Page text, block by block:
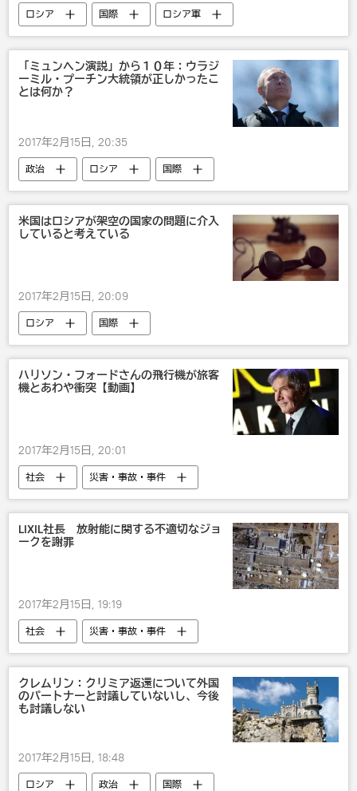
ロシア 国際
ロシア軍
武器・兵器
「ミュンヘン演説」から１０年：ウラジ
ーミル・プーチン大統領が正しかったこ
とは何か？
2017年2月15日, 20:35
政治 ロシア 国際
米国はロシアが架空の国家の問題に介入
していると考えている
2017年2月15日, 20:09
ロシア 国際
ハリソン・フォードさんの飛行機が旅客
機とあわや衝突【動画】
2017年2月15日, 20:01
社会 災害・事故・事件
LIXIL社長 放射能に関する不適切なジョ
ークを謝罪
2017年2月15日, 19:19
社会 災害・事故・事件
クレムリン：クリミア返還について外国
のパートナーと討議していないし、今後
も討議しない
2017年2月15日, 18:48
ロシア 政治 国際